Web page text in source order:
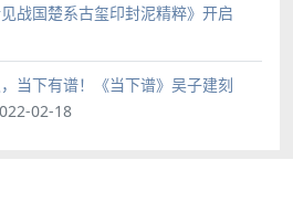
战国楚系古玺印封泥精粹》开启
当下有谱！《当下谱》吴子建刻
02-18